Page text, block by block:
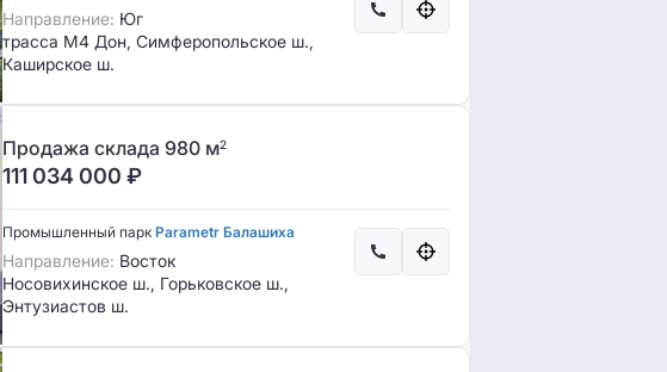
Направление: Юг
трасса М4 Дон, Симферопольское ш.,
Каширское ш.
Продажа склада 980 м2
111 034 000 ₽
Промышленный парк Parametr Балашиха
Направление: Восток
Носовихинское ш., Горьковское ш.,
Энтузиастов ш.